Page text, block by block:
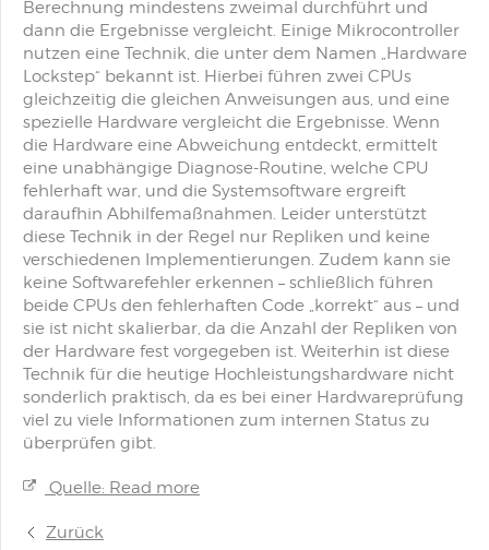
Berechnung mindestens zweimal durchführt und
dann die Ergebnisse vergleicht. Einige Mikrocontroller
nutzen eine Technik, die unter dem Namen „Hardware
Lockstep“ bekannt ist. Hierbei führen zwei CPUs
gleichzeitig die gleichen Anweisungen aus, und eine
spezielle Hardware vergleicht die Ergebnisse. Wenn
die Hardware eine Abweichung entdeckt, ermittelt
eine unabhängige Diagnose-Routine, welche CPU
fehlerhaft war, und die Systemsoftware ergreift
daraufhin Abhilfemaßnahmen. Leider unterstützt
diese Technik in der Regel nur Repliken und keine
verschiedenen Implementierungen. Zudem kann sie
keine Softwarefehler erkennen – schließlich führen
beide CPUs den fehlerhaften Code „korrekt“ aus – und
sie ist nicht skalierbar, da die Anzahl der Repliken von
der Hardware fest vorgegeben ist. Weiterhin ist diese
Technik für die heutige Hochleistungshardware nicht
sonderlich praktisch, da es bei einer Hardwareprüfung
viel zu viele Informationen zum internen Status zu
überprüfen gibt.
Quelle: Read more
Zurück